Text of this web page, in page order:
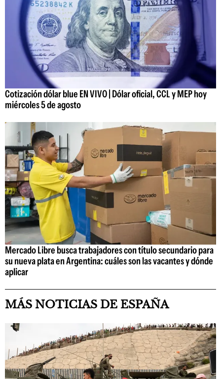
Cotización dólar blue EN VIVO | Dólar oficial, CCL y MEP hoy
miércoles 5 de agosto
Mercado Libre busca trabajadores con título secundario para
su nueva plata en Argentina: cuáles son las vacantes y dónde
aplicar
MÁS NOTICIAS DE ESPAÑA